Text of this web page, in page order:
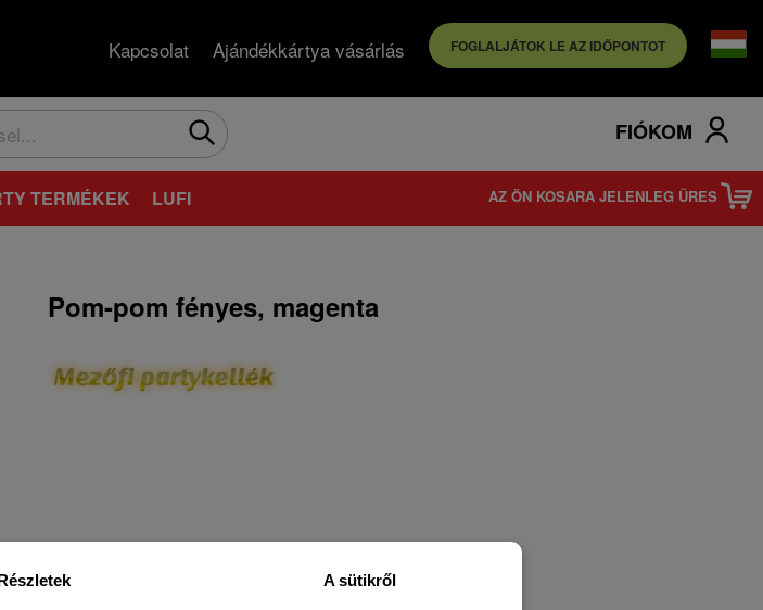
A sütikről
FOGLALJÁTOK LE AZ IDŐPONTOT
Ajándékkártya vásárlás
Kapcsolat
FIÓKOM
TERMÉKEK LUFI AZ ÖN KOSARA JELENLEG ÜRES
Pom-pom fényes, magenta